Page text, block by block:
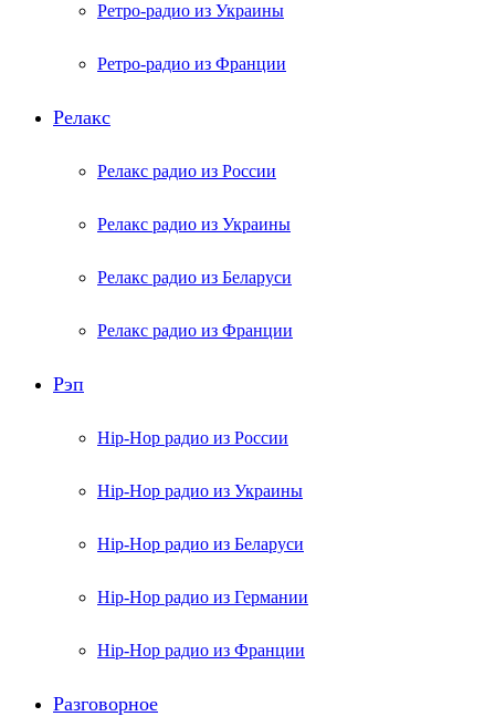
Ретро-радио из Украины
Ретро-радио из Франции
Релакс
Релакс радио из России
Релакс радио из Украины
Релакс радио из Беларуси
Релакс радио из Франции
Рэп
Hip-Hop радио из России
Hip-Hop радио из Украины
Hip-Hop радио из Беларуси
Hip-Hop радио из Германии
Hip-Hop радио из Франции
Разговорное